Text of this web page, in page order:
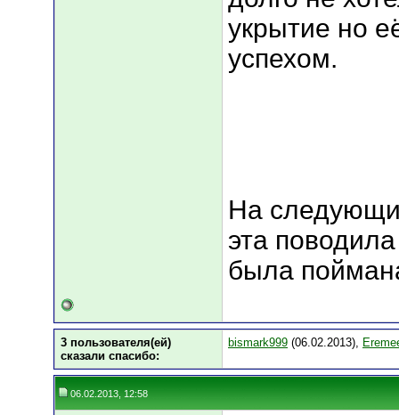
укрытие но
успехом.
На
эта
была
3 пользователя(ей)
сказали cпасибо:
bismark999 (06.02.2013),
06.02.2013, 12:58